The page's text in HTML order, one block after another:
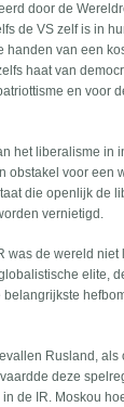
door de
de VS zelf is in
handen van een
haat van
en voor
het liberalisme in
obstakel voor een
die openlijk de
vernietigd.
was de wereld
elite,
Rusland, als
deze
de IR. Moskou